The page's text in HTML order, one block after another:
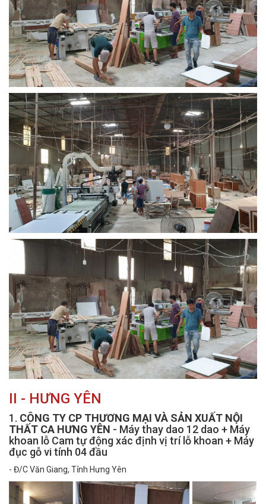
II - HƯNG YÊN
1. CÔNG TY CP THƯƠNG MẠI VÀ SẢN XUẤT NỘI
THẤT CA HƯNG YÊN - Máy thay dao 12 dao + Máy
khoan lỗ Cam tự động xác định vị trí lỗ khoan + Máy
đục gỗ vi tính 04 đầu
- Đ/C Văn Giang, Tỉnh Hưng Yên